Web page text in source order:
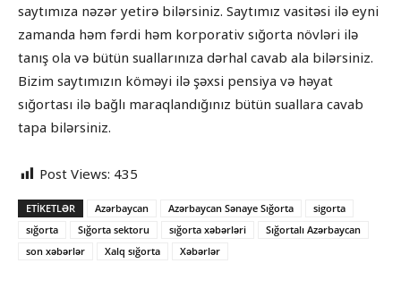
saytımıza nəzər yetirə bilərsiniz. Saytımız vasitəsi ilə eyni
zamanda həm fərdi həm korporativ sığorta növləri ilə
tanış ola və bütün suallarınıza dərhal cavab ala bilərsiniz.
Bizim saytımızın köməyi ilə şəxsi pensiya və həyat
sığortası ilə bağlı maraqlandığınız bütün suallara cavab
tapa bilərsiniz.
Post Views: 435
ETIKETLƏR Azərbaycan Azərbaycan Sənaye Sığorta
sigorta
sığorta
Sığorta sektoru sığorta xəbərləri
Sığortalı Azərbaycan
son xəbərlər
Xalq sığorta Xəbərlər